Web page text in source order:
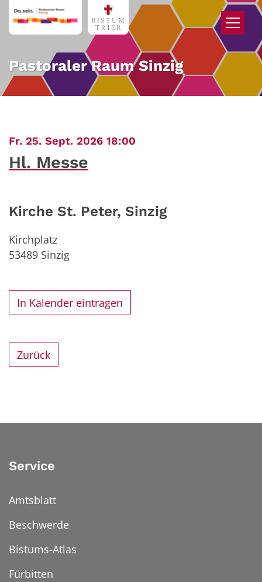
Zum Inhalt springen
Pastoraler Raum Sinzig
Fr. 25. Sept. 2026 18:00
Hl. Messe
Kirche St. Peter, Sinzig
Kirchplatz
53489 Sinzig
In Kalender eintragen
Zurück
Service
Amtsblatt
Beschwerde
Bistums-Atlas
Fürbitten